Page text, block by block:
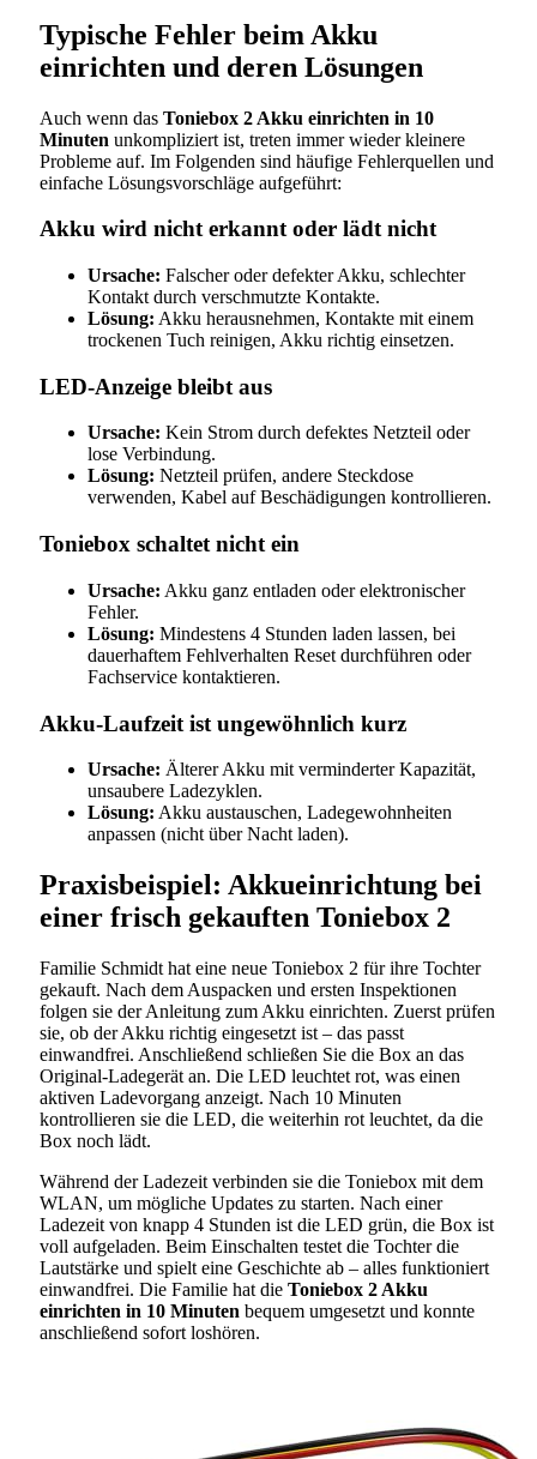
Typische Fehler beim Akku
einrichten und deren Lösungen
Auch wenn das Toniebox 2 Akku einrichten in 10
Minuten unkompliziert ist, treten immer wieder kleinere
Probleme auf. Im Folgenden sind häufige Fehlerquellen und
einfache Lösungsvorschläge aufgeführt:
Akku wird nicht erkannt oder lädt nicht
Ursache: Falscher oder defekter Akku, schlechter
Kontakt durch verschmutzte Kontakte.
Lösung: Akku herausnehmen, Kontakte mit einem
trockenen Tuch reinigen, Akku richtig einsetzen.
LED-Anzeige bleibt aus
Ursache: Kein Strom durch defektes Netzteil oder
lose Verbindung.
Lösung: Netzteil prüfen, andere Steckdose
verwenden, Kabel auf Beschädigungen kontrollieren.
Toniebox schaltet nicht ein
Ursache: Akku ganz entladen oder elektronischer
Fehler.
Lösung: Mindestens 4 Stunden laden lassen, bei
dauerhaftem Fehlverhalten Reset durchführen oder
Fachservice kontaktieren.
Akku-Laufzeit ist ungewöhnlich kurz
Ursache: Älterer Akku mit verminderter Kapazität,
unsaubere Ladezyklen.
Lösung: Akku austauschen, Ladegewohnheiten
anpassen (nicht über Nacht laden).
Praxisbeispiel: Akkueinrichtung bei
einer frisch gekauften Toniebox 2
Familie Schmidt hat eine neue Toniebox 2 für ihre Tochter
gekauft. Nach dem Auspacken und ersten Inspektionen
folgen sie der Anleitung zum Akku einrichten. Zuerst prüfen
sie, ob der Akku richtig eingesetzt ist – das passt
einwandfrei. Anschließend schließen Sie die Box an das
Original-Ladegerät an. Die LED leuchtet rot, was einen
aktiven Ladevorgang anzeigt. Nach 10 Minuten
kontrollieren sie die LED, die weiterhin rot leuchtet, da die
Box noch lädt.
Während der Ladezeit verbinden sie die Toniebox mit dem
WLAN, um mögliche Updates zu starten. Nach einer
Ladezeit von knapp 4 Stunden ist die LED grün, die Box ist
voll aufgeladen. Beim Einschalten testet die Tochter die
Lautstärke und spielt eine Geschichte ab – alles funktioniert
einwandfrei. Die Familie hat die Toniebox 2 Akku
einrichten in 10 Minuten bequem umgesetzt und konnte
anschließend sofort loshören.